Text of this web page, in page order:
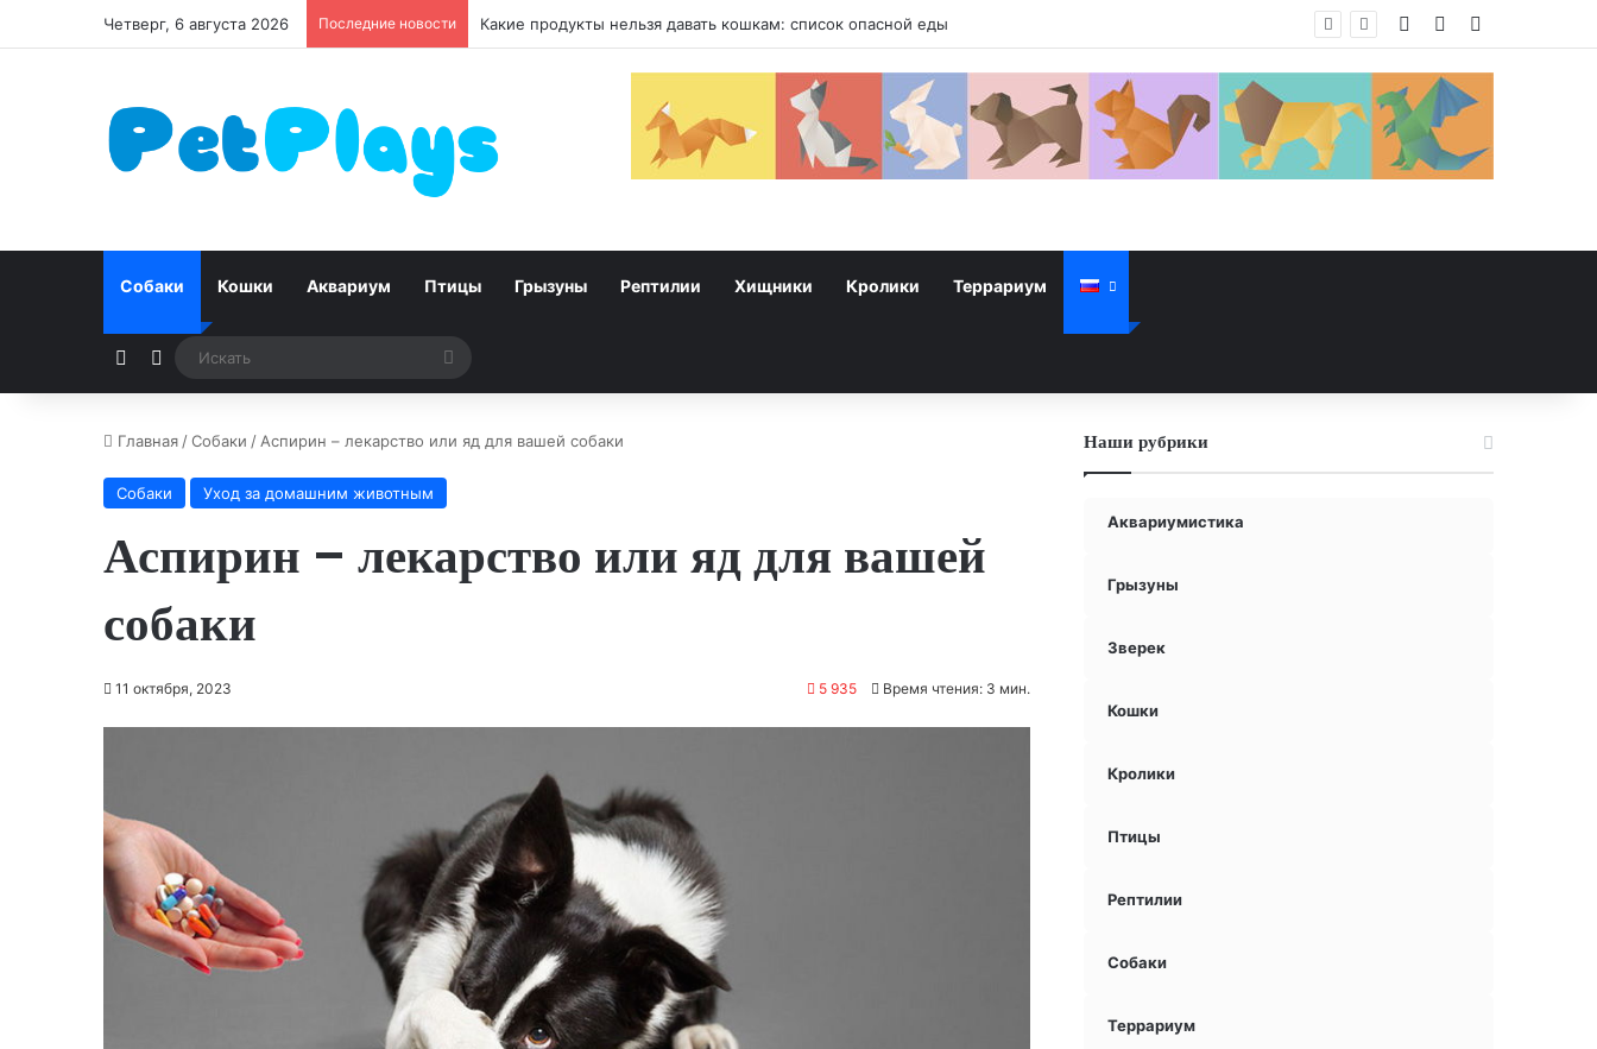
Четверг, 6 августа 2026 Последние новости Какие продукты нельзя давать кошкам: список опасной еды ВойтиСлучайная
Собаки Кошки Аквариум Птицы Грызуны Рептилии Хищники Кролики Террариум
Случайная статья
Switch skin
Главная /Собаки / Аспирин – лекарство или яд для вашей собаки
Собаки Уход за домашним животным
Аспирин – лекарство или яд для вашей
собаки
11 октября, 2023 5 935 Время чтения: 3 мин.
Наши рубрики
Аквариумистика
Грызуны
Зверек
Кошки
Кролики
Птицы
Рептилии
Собаки
Террариум